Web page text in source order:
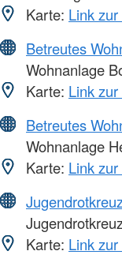
Karte: Link
Betreutes
Wohnanlage
Karte: Link
Betreutes
Wohnanlage
Karte: Link
Karte: Link